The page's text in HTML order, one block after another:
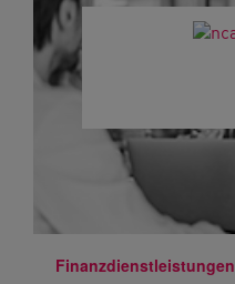
Finanzdienstleistungen